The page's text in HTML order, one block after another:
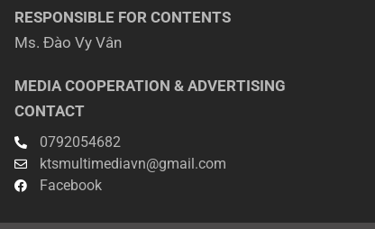
RESPONSIBLE FOR CONTENTS
Ms. Đào Vy Vân
MEDIA COOPERATION & ADVERTISING
CONTACT
0792054682
ktsmultimediavn@gmail.com
Facebook